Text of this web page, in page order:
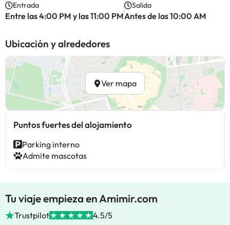
Entrada
Entre las 4:00 PM y las 11:00 PM
Salida
Antes de las 10:00 AM
Ubicación y alrededores
Ver mapa
Puntos fuertes del alojamiento
Parking interno
Admite mascotas
Tu viaje empieza en Amimir.com
Trustpilot 4.5/5